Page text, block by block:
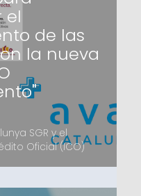
que ofrecerá
hasta 4 millones d
el
de las
la nueva
SGR y el
Oficial (ICO)
a la financiación